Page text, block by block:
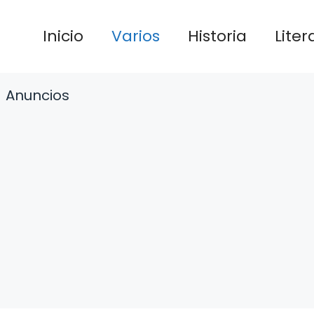
Inicio Varios Historia
Anuncios